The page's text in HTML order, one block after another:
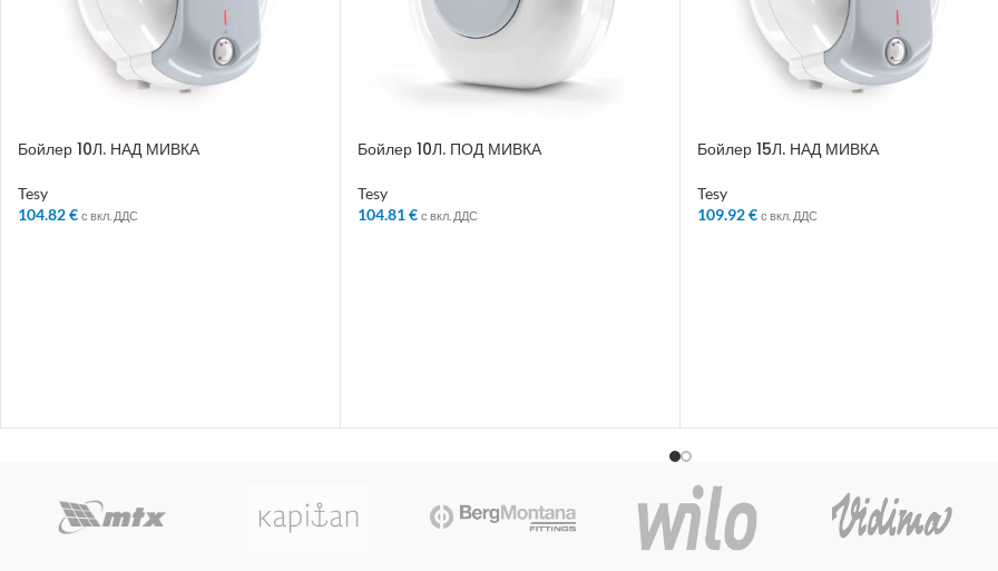
Бойлер 10Л. НАД МИВКА
Tesy
104.82€ с вкл. ДДС
Бойлер 10Л. ПОД МИВКА
Tesy
104.81€ с вкл. ДДС
Бойлер 15Л. НАД МИВКА
Tesy
109.92€ с вкл. ДДС